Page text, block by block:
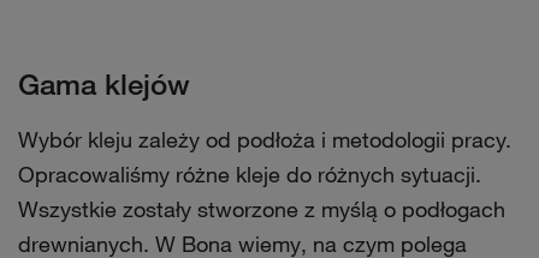
Gama klejów
Wybór kleju zależy od podłoża i metodologii pracy.
Opracowaliśmy różne kleje do różnych sytuacji.
Wszystkie zostały stworzone z myślą o podłogach
drewnianych. W Bona wiemy, na czym polega